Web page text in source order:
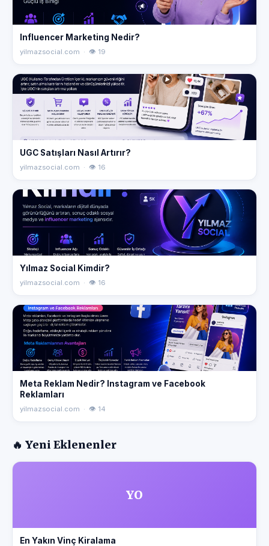
Influencer Marketing Nedir?
yilmazsocial.com · 👁 19
UGC Satışları Nasıl Artırır?
yilmazsocial.com · 👁 16
Yılmaz Social Kimdir?
yilmazsocial.com · 👁 16
Meta Reklam Nedir? Instagram ve Facebook
Reklamları
yilmazsocial.com · 👁 14
🔥 Yeni Eklenenler
YO
En Yakın Vinç Kiralama